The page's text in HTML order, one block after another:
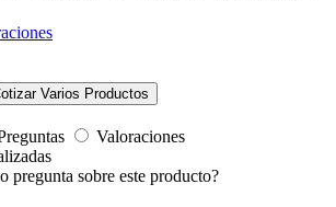
Varios Productos
Valoraciones
pregunta sobre este producto?